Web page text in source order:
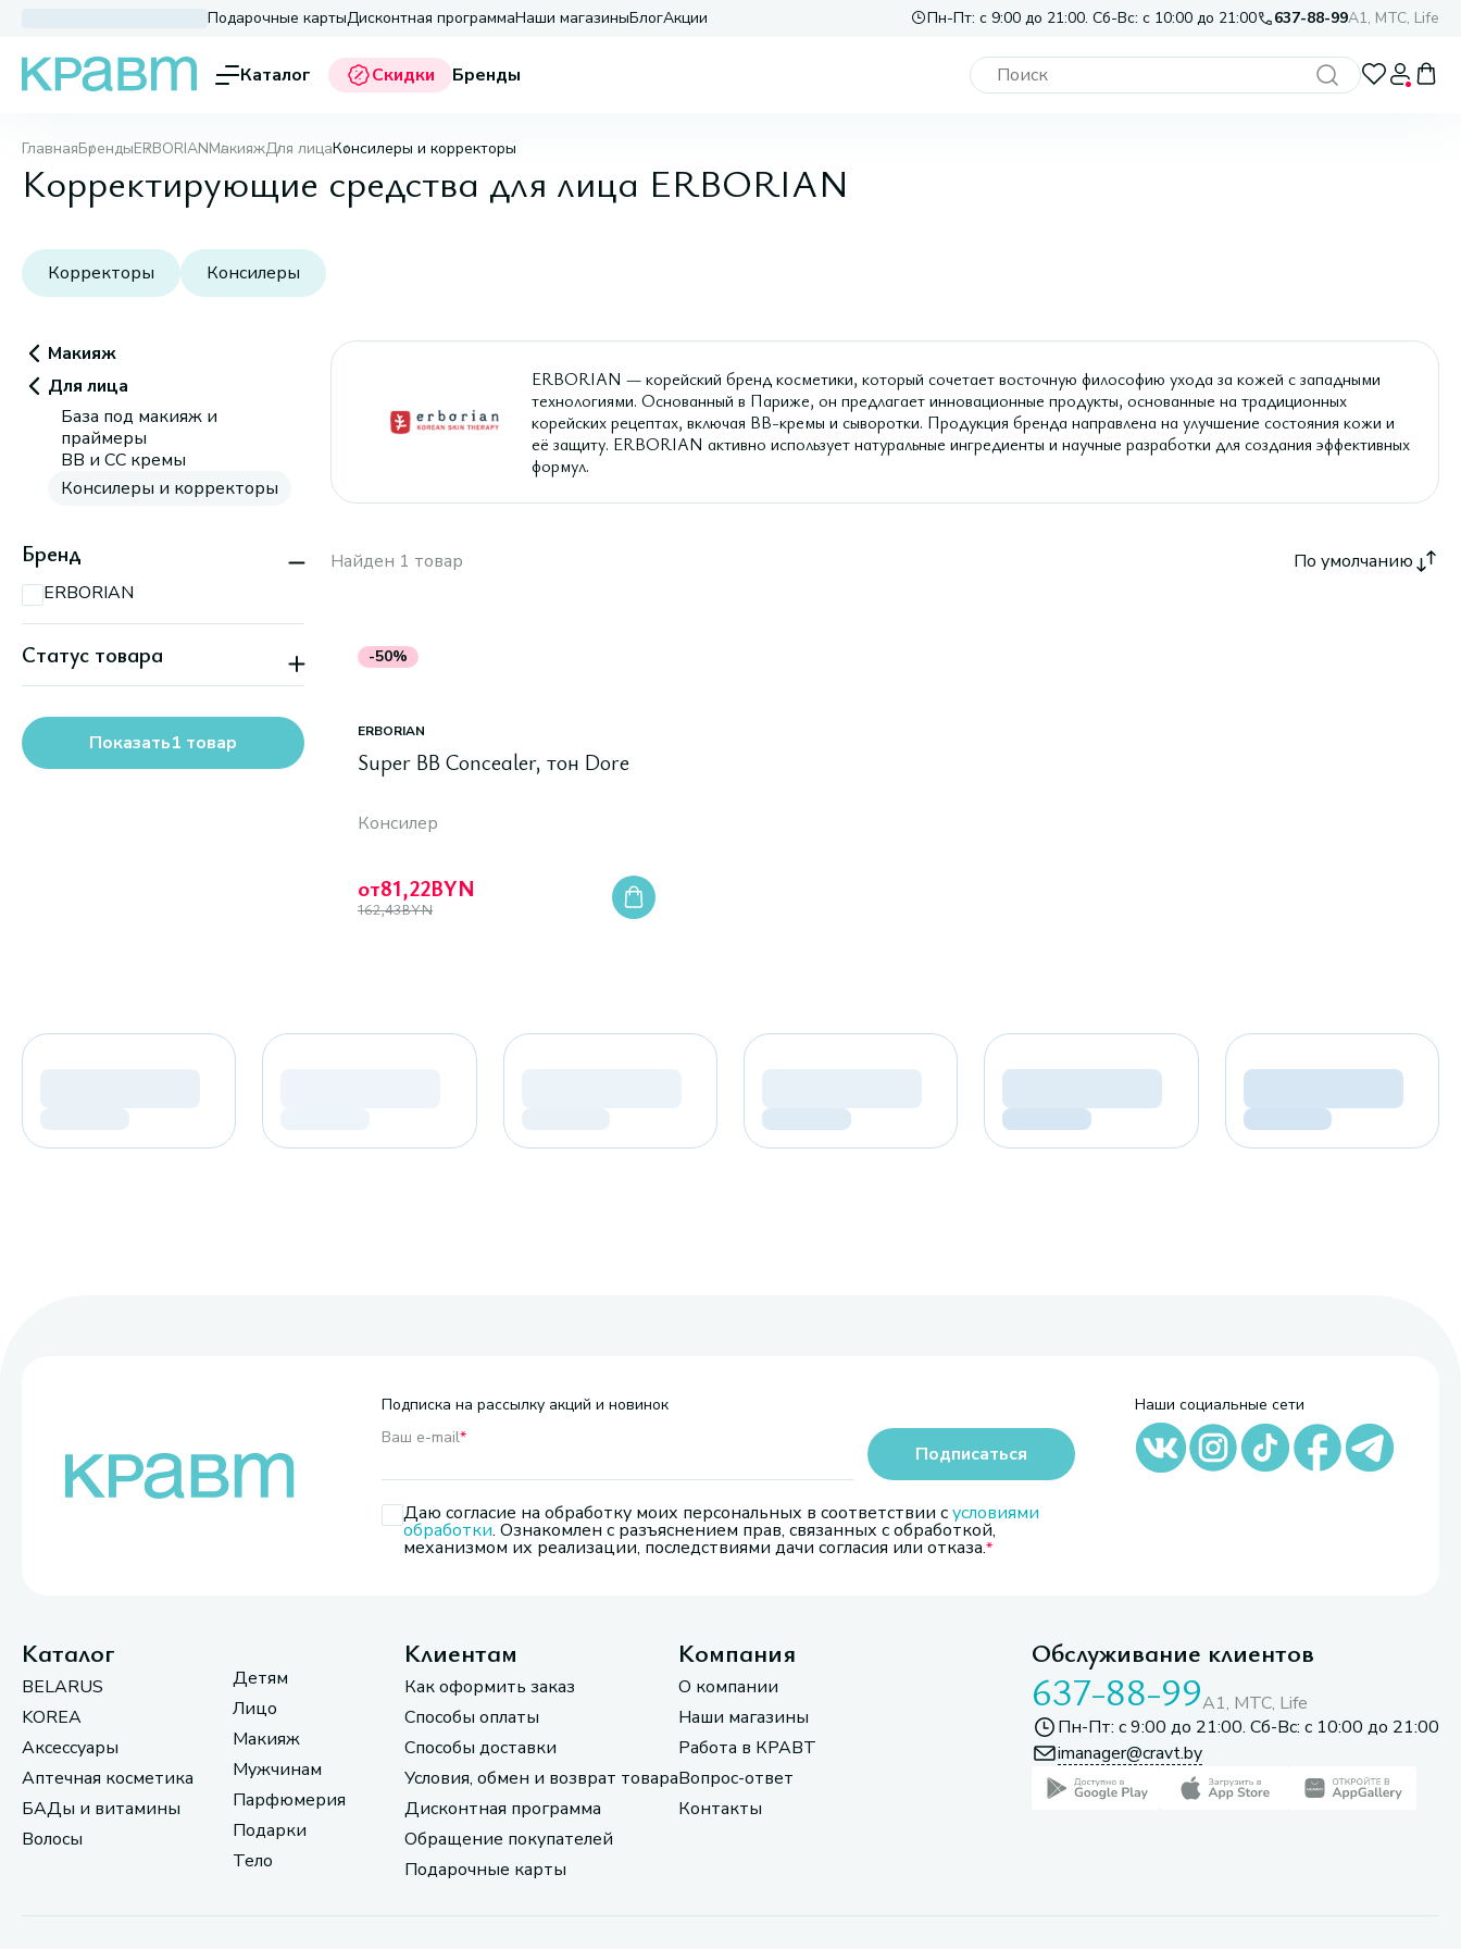
Подарочные картыДисконтная программаНаши магазиныБлогАкции Пн-Пт: с 9:00 до 21:00. Сб-Вс: с 10:00 до 21:00 637-88-99A1, МТС, Life
Каталог Скидки Бренды
ГлавнаяБрендыERBORIANМакияжДля лицаКонсилеры и корректоры
Корректирующие средства для лица ERBORIAN
Корректоры Консилеры
Макияж
Для лица
База под макияж и
праймеры
BB и CC кремы
Консилеры и корректоры
Бренд
ERBORIAN
Статус товара
Скидка
Показать1 товар
ERBORIAN — корейский бренд косметики, который сочетает восточную философию ухода за кожей с западными
технологиями. Основанный в Париже, он предлагает инновационные продукты, основанные на традиционных
корейских рецептах, включая BB-кремы и сыворотки. Продукция бренда направлена на улучшение состояния кожи и
её защиту. ERBORIAN активно использует натуральные ингредиенты и научные разработки для создания эффективных
формул.
Найден 1 товар По умолчанию
-50%
ERBORIAN
Super BB Concealer, тон Dore
Консилер
от81,22BYN
162,43BYN
Подписка на рассылку акций и новинок
Ваш e-mail*
Даю согласие на обработку моих персональных в соответствии сусловиями
обработки. Ознакомлен с разъяснением прав, связанных с обработкой,
механизмом их реализации, последствиями дачи согласия или отказа.
Подписаться
Наши социальные сети
Каталог
BELARUS
KOREA
Аксессуары
Аптечная косметика
БАДы и витамины
Волосы
Детям
Лицо
Макияж
Мужчинам
Парфюмерия
Подарки
Тело
Клиентам
Как оформить заказ
Способы оплаты
Способы доставки
Условия, обмен и возврат товара
Дисконтная программа
Обращение покупателей
Подарочные карты
Компания
О компании
Наши магазины
Работа в КРАВТ
Вопрос-ответ
Контакты
Обслуживание клиентов
637-88-99A1, МТС, Life
Пн-Пт: с 9:00 до 21:00. Сб-Вс: с 10:00 до 21:00
imanager@cravt.by